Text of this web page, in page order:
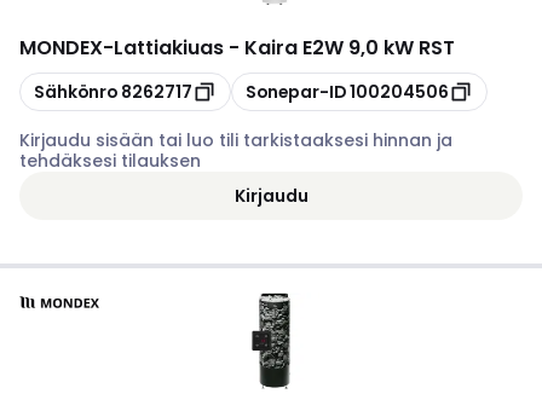
MONDEX-Lattiakiuas - Kaira E2W 9,0 kW RST
Kopioi
Sähkönro 8262717 Kopioi
Sonepar-ID100204506
Kirjaudu sisään tai luo tili tarkistaaksesi hinnan ja
tehdäksesi tilauksen
Kirjaudu